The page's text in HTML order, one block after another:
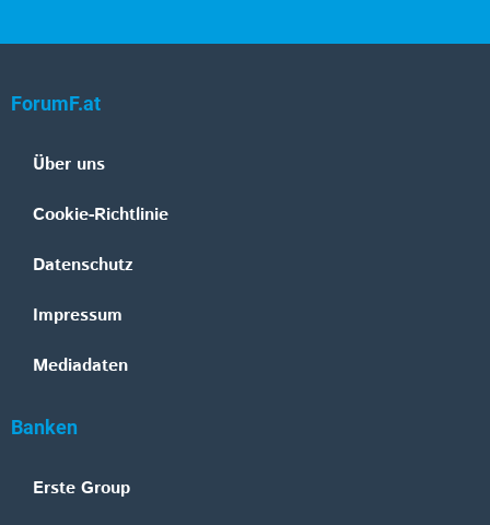
ForumF.at
Über uns
Cookie-Richtlinie
Datenschutz
Impressum
Mediadaten
Banken
Erste Group